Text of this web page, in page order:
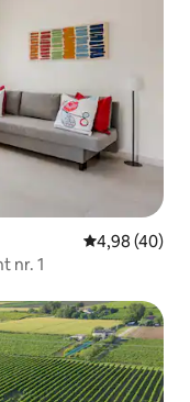
Gemiddelde
4,98 (40)
nr. 1